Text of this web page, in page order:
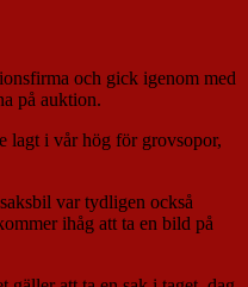
och gick igenom med
på auktion.
lagt i vår hög för grovsopor,
var tydligen också
ihåg att ta en bild på